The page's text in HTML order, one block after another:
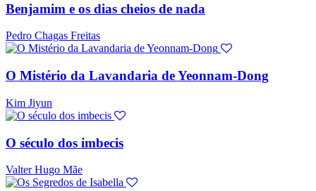
Benjamim e os dias cheios de nada
Pedro Chagas Freitas
O Mistério da Lavandaria de Yeonnam-Dong
Kim Jiyun
O século dos imbecis
Valter Hugo Mãe